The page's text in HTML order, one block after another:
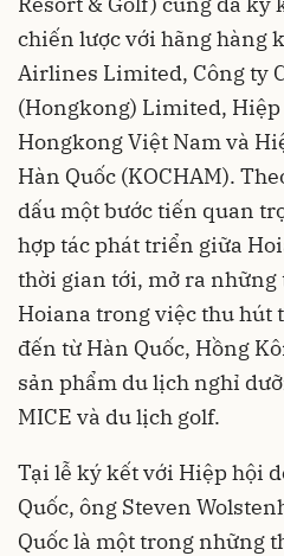
chiến lược với hãng hàng
Airlines Limited, Công ty
(Hongkong) Limited,
Hongkong Việt Nam và
Hàn Quốc (KOCHAM).
dấu một bước tiến quan
hợp tác phát triển giữa
thời gian tới, mở ra
Hoiana trong việc thu hút
đến từ Hàn Quốc, Hồng
sản phẩm du lịch nghỉ
MICE và du lịch golf.
Tại lễ ký kết với Hiệp hội
Quốc, ông Steven
Quốc là một trong những